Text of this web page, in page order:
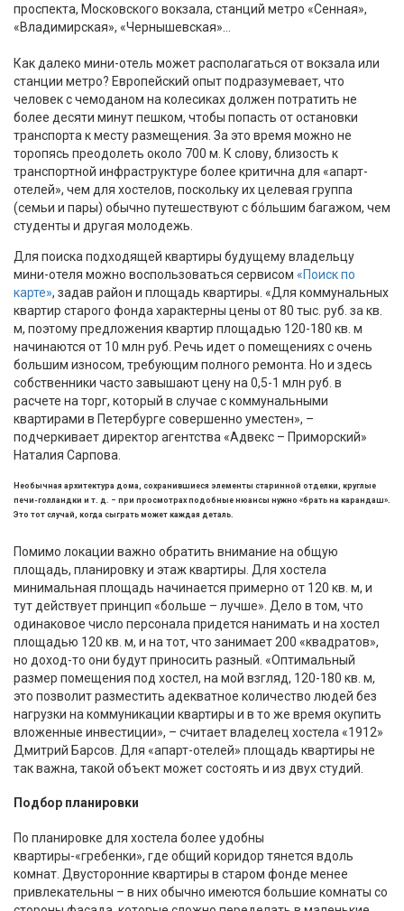
проспекта, Московского вокзала, станций метро «Сенная»,
«Владимирская», «Чернышевская»…
Как далеко мини-отель может располагаться от вокзала или
станции метро? Европейский опыт подразумевает, что
человек с чемоданом на колесиках должен потратить не
более десяти минут пешком, чтобы попасть от остановки
транспорта к месту размещения. За это время можно не
торопясь преодолеть около 700 м. К слову, близость к
транспортной инфраструктуре более критична для «апарт-
отелей», чем для хостелов, поскольку их целевая группа
(семьи и пары) обычно путешествуют с бóльшим багажом, чем
студенты и другая молодежь.
Для поиска подходящей квартиры будущему владельцу
мини-отеля можно воспользоваться сервисом «Поиск по
карте», задав район и площадь квартиры. «Для коммунальных
квартир старого фонда характерны цены от 80 тыс. руб. за кв.
м, поэтому предложения квартир площадью 120-180 кв. м
начинаются от 10 млн руб. Речь идет о помещениях с очень
большим износом, требующим полного ремонта. Но и здесь
собственники часто завышают цену на 0,5-1 млн руб. в
расчете на торг, который в случае с коммунальными
квартирами в Петербурге совершенно уместен», –
подчеркивает директор агентства «Адвекс – Приморский»
Наталия Сарпова.
Необычная архитектура дома, сохранившиеся элементы старинной отделки, круглые
печи-голландки и т. д. – при просмотрах подобные нюансы нужно «брать на карандаш».
Это тот случай, когда сыграть может каждая деталь.
Помимо локации важно обратить внимание на общую
площадь, планировку и этаж квартиры. Для хостела
минимальная площадь начинается примерно от 120 кв. м, и
тут действует принцип «больше – лучше». Дело в том, что
одинаковое число персонала придется нанимать и на хостел
площадью 120 кв. м, и на тот, что занимает 200 «квадратов»,
но доход-то они будут приносить разный. «Оптимальный
размер помещения под хостел, на мой взгляд, 120-180 кв. м,
это позволит разместить адекватное количество людей без
нагрузки на коммуникации квартиры и в то же время окупить
вложенные инвестиции», – считает владелец хостела «1912»
Дмитрий Барсов. Для «апарт-отелей» площадь квартиры не
так важна, такой объект может состоять и из двух студий.
Подбор планировки
По планировке для хостела более удобны
квартиры-«гребенки», где общий коридор тянется вдоль
комнат. Двусторонние квартиры в старом фонде менее
привлекательны – в них обычно имеются большие комнаты со